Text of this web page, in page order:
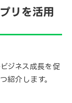
リを活用
ジネス成長を促
紹介します。